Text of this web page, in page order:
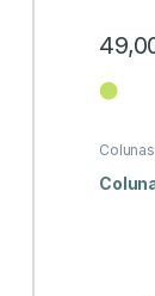
⬤
Colunas